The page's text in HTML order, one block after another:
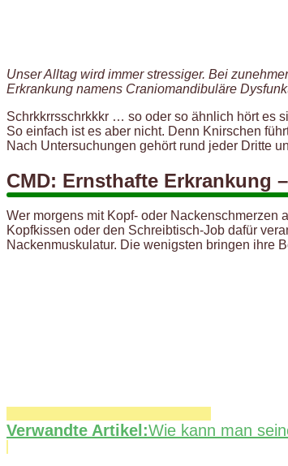
Unser Alltag wird immer stressiger. Bei
Erkrankung namens Craniomandibuläre
Schrkkrrsschrkkkr … so oder so ähnlich hört es
So einfach ist es aber nicht. Denn Knirschen
Nach Untersuchungen gehört rund jeder Dritte
CMD: Ernsthafte Erkrankung
Wer morgens mit Kopf- oder Nackenschmerzen
Kopfkissen oder den Schreibtisch-Job dafür
Nackenmuskulatur. Die wenigsten bringen ihre
Verwandte Artikel:Wie kann man